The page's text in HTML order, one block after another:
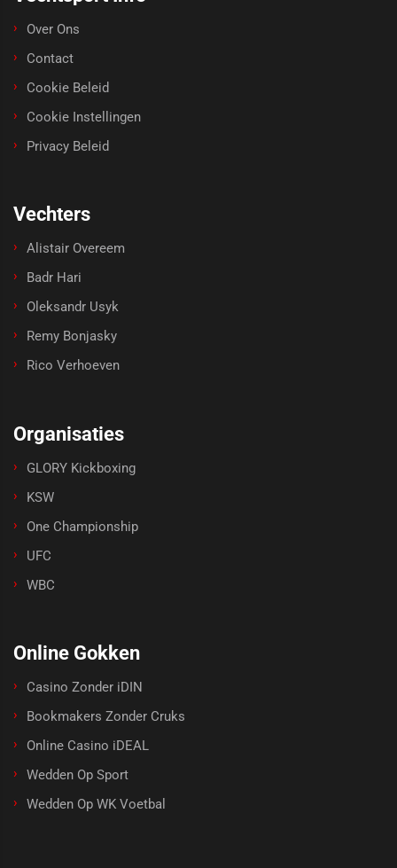
Over Ons
Contact
Cookie Beleid
Cookie Instellingen
Privacy Beleid
Vechters
Alistair Overeem
Badr Hari
Oleksandr Usyk
Remy Bonjasky
Rico Verhoeven
Organisaties
GLORY Kickboxing
KSW
One Championship
UFC
WBC
Online Gokken
Casino Zonder iDIN
Bookmakers Zonder Cruks
Online Casino iDEAL
Wedden Op Sport
Wedden Op WK Voetbal